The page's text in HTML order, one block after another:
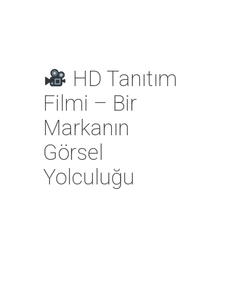
HD Tanıtım
Filmi – Bir
Markanın
Görsel
Yolculuğu